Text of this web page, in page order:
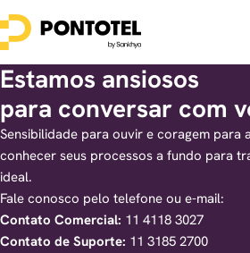
Estamos ansiosos
para conversar com
Sensibilidade para ouvir e coragem para
conhecer seus processos a fundo para
ideal.
Fale conosco pelo telefone ou e-mail:
Contato Comercial: 11 4118 3027
Contato de Suporte: 11 3185 2700